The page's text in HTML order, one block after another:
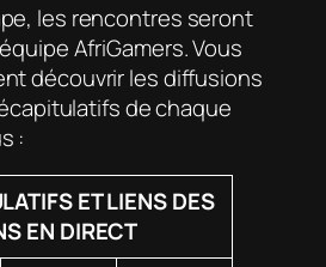
les rencontres seront
AfriGamers. Vous
découvrir les diffusions
de chaque
:
ET LIENS DES
EN DIRECT